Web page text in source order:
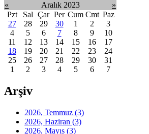
« Aralık 2023
»
Pzt
Sal Çar Per Cum Cmt Paz
27
28 29 30 1 2
3
4
5 6 7 8 9
10
11
12 13 14 15 16
17
18
19 20 21 22 23
24
25
26 27 28 29 30
31
1
2 3 4 5 6 7
Arşiv
2026, Temmuz (3)
2026, Haziran (3)
2026, Mayıs (3)